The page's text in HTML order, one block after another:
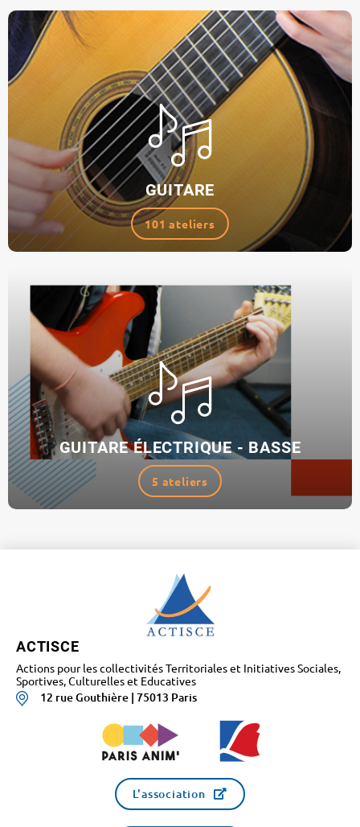
GUITARE
101 ateliers
GUITARE ÉLECTRIQUE - BASSE
5 ateliers
ACTISCE
Actions pour les collectivités Territoriales et Initiatives Sociales,
Sportives, Culturelles et Educatives
12 rue Gouthière | 75013 Paris
L'association